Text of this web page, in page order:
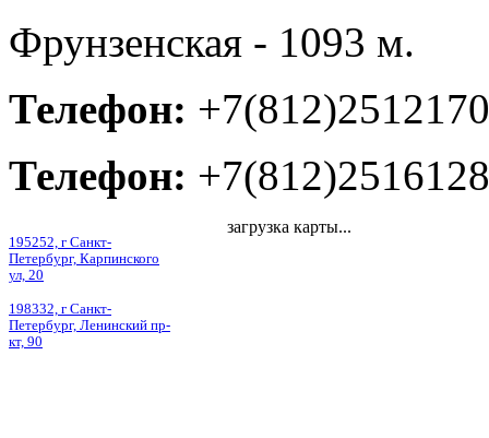
Фрунзенская - 1093 м.
Телефон: +7(812)2512170
Телефон: +7(812)2516128
195252, г Санкт-
Петербург, Карпинского
ул, 20
198332, г Санкт-
Петербург, Ленинский пр-
кт, 90
загрузка карты...